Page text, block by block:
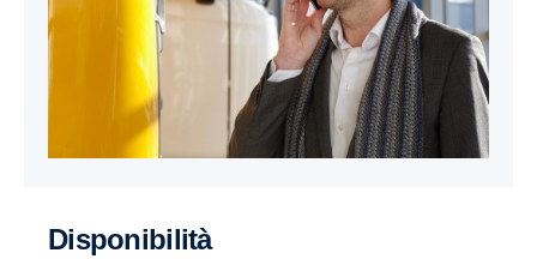
Disponibilità